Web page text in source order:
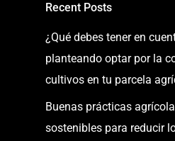
Recent Posts
¿Qué debes tener en
planteando optar por la
cultivos en tu parcela
Buenas prácticas
sostenibles para reducir